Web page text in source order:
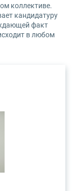
коллективе.
кандидатуру
факт
в любом